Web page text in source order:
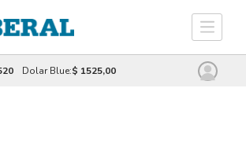
Dolar Blue:$ 1525,00